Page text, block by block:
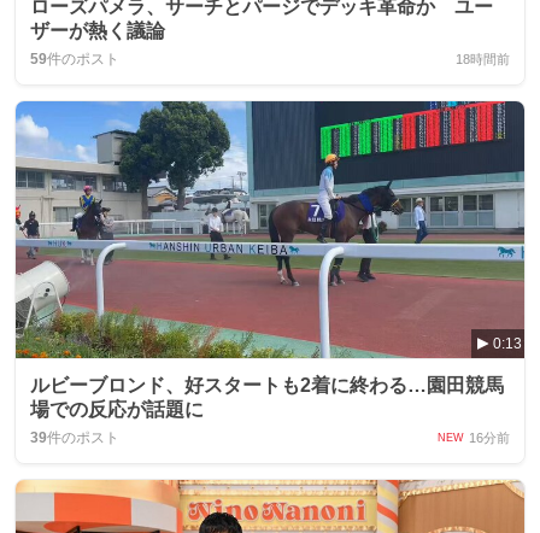
ローズパメラ、サーチとパージでデッキ革命か ユー
ザーが熱く議論
59件のポスト 18時間前
0:13
ルビーブロンド、好スタートも2着に終わる…園田競馬
場での反応が話題に
39件のポスト NEW 16分前